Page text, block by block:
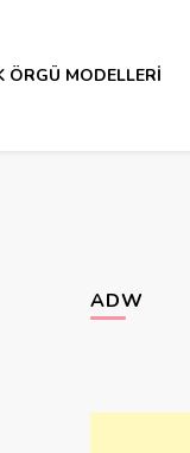
ÖRGÜ MODELLERI
ADW